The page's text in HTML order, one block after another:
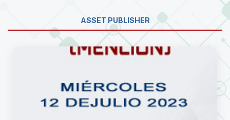
ASSET PUBLISHER